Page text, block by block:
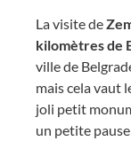
La visite de
kilomètres de
ville de
mais cela vaut
joli petit
un petite